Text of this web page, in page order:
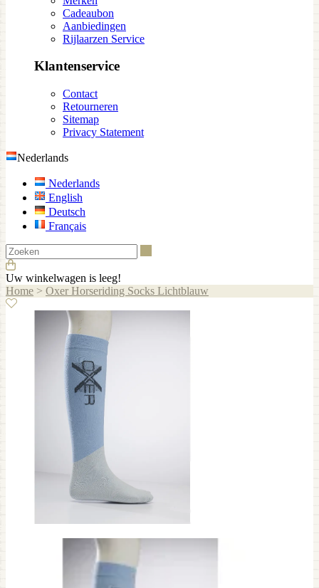
Cadeaubon
Aanbiedingen
Rijlaarzen Service
Klantenservice
Contact
Retourneren
Sitemap
Privacy Statement
Nederlands
Nederlands
English
Deutsch
Français
Uw winkelwagen is leeg!
Home > Oxer Horseriding Socks Lichtblauw